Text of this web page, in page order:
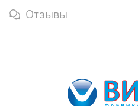
Отзывы